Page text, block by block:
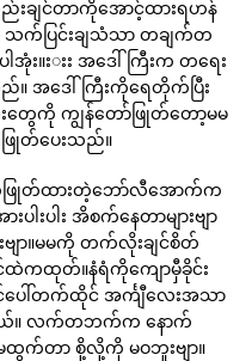
ည်းချင်တာကိုအောင့်ထားရဟန်
က်ပြင်းချသံသာ တချက်တ
း။းးး အဒေါ်ကြီးက တရေး
။ အဒေါ်ကြီးကိုရေတိုက်ပြီး
တွေကို ကျွန်တော်ဖြုတ်တော့မမ
ြုတ်ပေးသည်။
တ်ဖြုတ်ထားတဲ့ဘော်လီအောက်က
းပါး အိစက်နေတာများဗျာ
ာ။မမကို တက်လိုးချင်စိတ်
ကထုတ်။နံရံကိုကျောမှီခိုင်း
ပေါ်တက်ထိုင် အင်္ကျီလေးအသာ
ယ်။ လက်တဘက်က နောက်
ထွက်တာ စို့လို့ကို မဝဘူးဗျာ။